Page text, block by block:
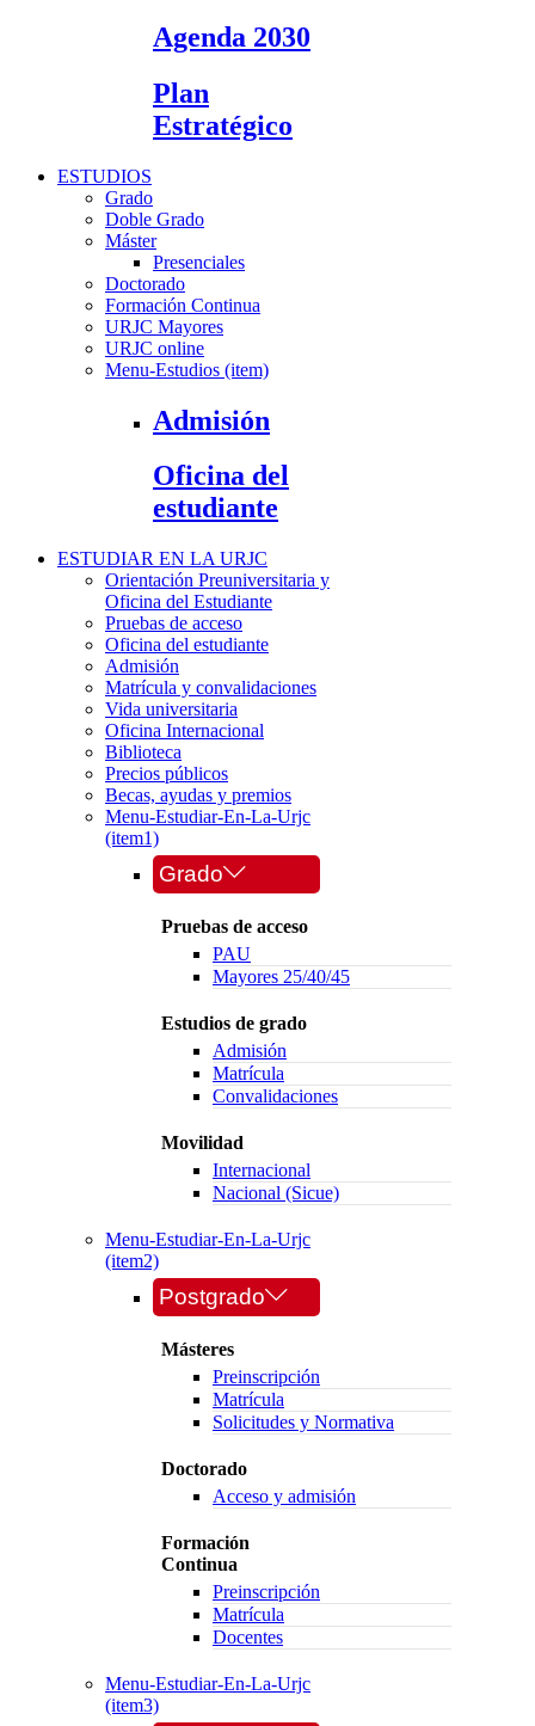
Agenda 2030
Plan
Estratégico
ESTUDIOS
Grado
Doble Grado
Máster
Presenciales
Doctorado
Formación Continua
URJC Mayores
URJC online
Menu-Estudios (item)
Admisión
Oficina del
estudiante
ESTUDIAR EN LA URJC
Orientación Preuniversitaria y
Oficina del Estudiante
Pruebas de acceso
Oficina del estudiante
Admisión
Matrícula y convalidaciones
Vida universitaria
Oficina Internacional
Biblioteca
Precios públicos
Becas, ayudas y premios
Menu-Estudiar-En-La-Urjc
(item1)
Grado
Pruebas de acceso
PAU
Mayores 25/40/45
Estudios de grado
Admisión
Matrícula
Convalidaciones
Movilidad
Internacional
Nacional (Sicue)
Menu-Estudiar-En-La-Urjc
(item2)
Postgrado
Másteres
Preinscripción
Matrícula
Solicitudes y Normativa
Doctorado
Acceso y admisión
Formación
Continua
Preinscripción
Matrícula
Docentes
Menu-Estudiar-En-La-Urjc
(item3)